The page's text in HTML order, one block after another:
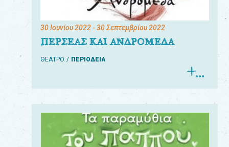
30 Ιουνίου 2022- 30 Σεπτεμβρίου 2022
ΠΕΡΣΕΑΣ ΚΑΙ ΑΝΔΡΟΜΕΔΑ
ΘΕΑΤΡΟ ΠΕΡΙΟΔΕΙΑ